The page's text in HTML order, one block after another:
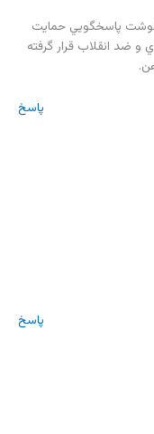
پاسخگويي حمايت
ضد انقلاب قرار گرفته
پاسخ
پاسخ